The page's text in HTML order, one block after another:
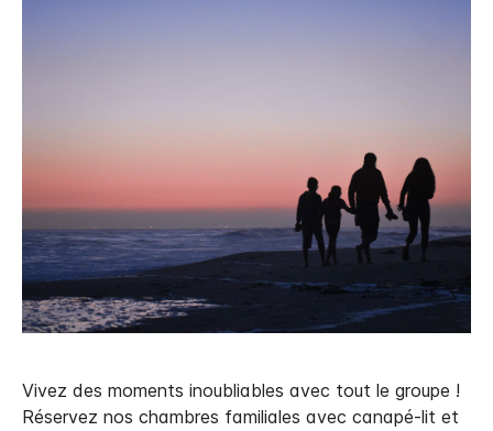
Vivez des moments inoubliables avec tout le groupe !
Réservez nos chambres familiales avec canapé-lit et